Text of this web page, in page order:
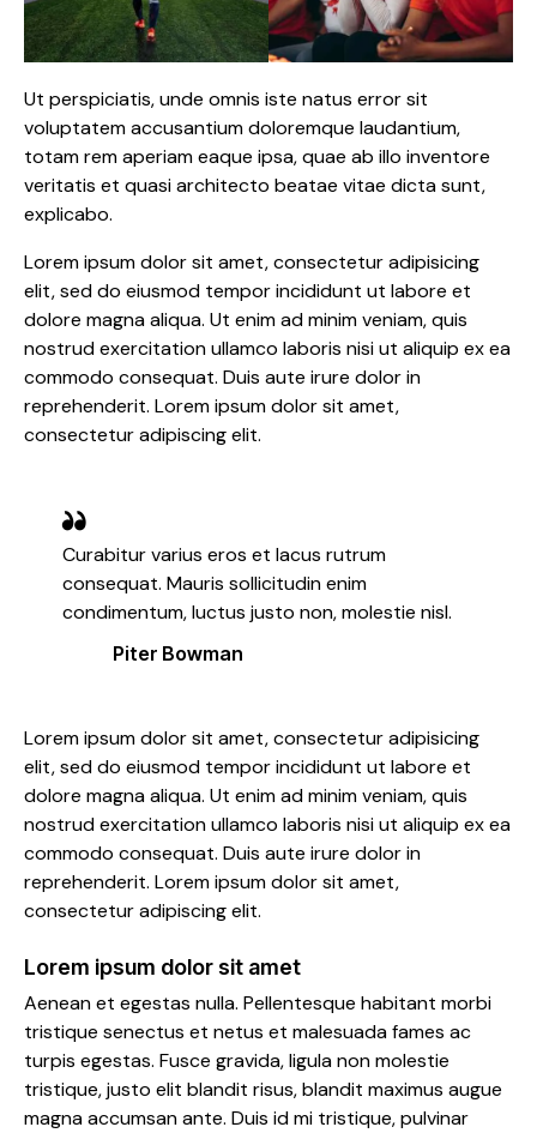
Ut perspiciatis, unde omnis iste natus error sit
voluptatem accusantium doloremque laudantium,
totam rem aperiam eaque ipsa, quae ab illo inventore
veritatis et quasi architecto beatae vitae dicta sunt,
explicabo.
Lorem ipsum dolor sit amet, consectetur adipisicing
elit, sed do eiusmod tempor incididunt ut labore et
dolore magna aliqua. Ut enim ad minim veniam, quis
nostrud exercitation ullamco laboris nisi ut aliquip ex ea
commodo consequat. Duis aute irure dolor in
reprehenderit. Lorem ipsum dolor sit amet,
consectetur adipiscing elit.
Curabitur varius eros et lacus rutrum
consequat. Mauris sollicitudin enim
condimentum, luctus justo non, molestie nisl.
Piter Bowman
Lorem ipsum dolor sit amet, consectetur adipisicing
elit, sed do eiusmod tempor incididunt ut labore et
dolore magna aliqua. Ut enim ad minim veniam, quis
nostrud exercitation ullamco laboris nisi ut aliquip ex ea
commodo consequat. Duis aute irure dolor in
reprehenderit. Lorem ipsum dolor sit amet,
consectetur adipiscing elit.
Lorem ipsum dolor sit amet
Aenean et egestas nulla. Pellentesque habitant morbi
tristique senectus et netus et malesuada fames ac
turpis egestas. Fusce gravida, ligula non molestie
tristique, justo elit blandit risus, blandit maximus augue
magna accumsan ante. Duis id mi tristique, pulvinar